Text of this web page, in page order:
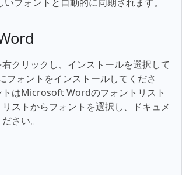
クリックし、インストールを選択して
ォントをインストールしてくださ
トはMicrosoft Wordのフォントリスト
ストからフォントを選択し、ドキュメ
さい。